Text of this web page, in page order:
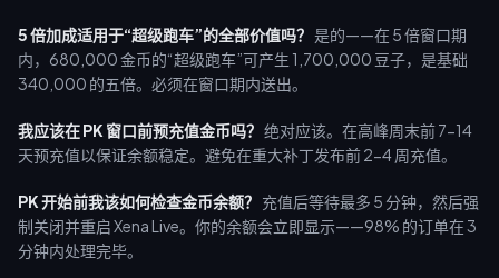
5 倍加成适用于“超级跑车”的全部价值吗？ 是的——在 5 倍窗口期
内，680,000 金币的“超级跑车”可产生 1,700,000 豆子，是基础
340,000 的五倍。必须在窗口期内送出。
我应该在 PK 窗口前预充值金币吗？ 绝对应该。在高峰周末前 7-14
天预充值以保证余额稳定。避免在重大补丁发布前 2-4 周充值。
PK 开始前我该如何检查金币余额？ 充值后等待最多 5 分钟，然后强
制关闭并重启 Xena Live。你的余额会立即显示——98% 的订单在 3
分钟内处理完毕。